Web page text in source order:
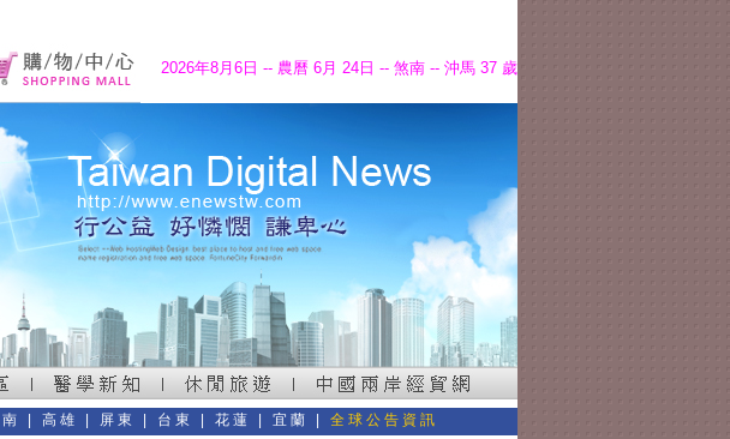
2026年8月6日 -- 農曆 6月 24日 -- 煞南 -- 沖馬 37 歲
高雄 屏東 台東 花蓮 宜蘭 全球公告資訊